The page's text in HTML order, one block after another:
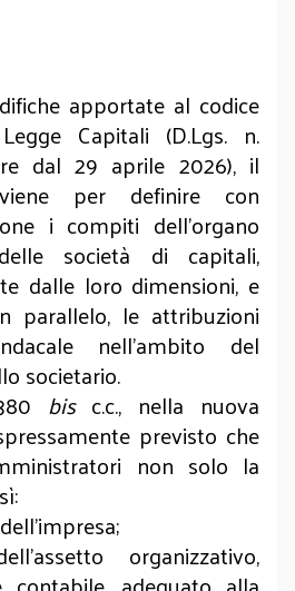
apportate al codice
Capitali (D.Lgs. n.
dal 29 aprile 2026), il
per definire con
i compiti dell’organo
società di capitali,
dalle loro dimensioni, e
parallelo, le attribuzioni
nell’ambito del
societario.
bisc.c., nella nuova
previsto che
non solo la
organizzativo,